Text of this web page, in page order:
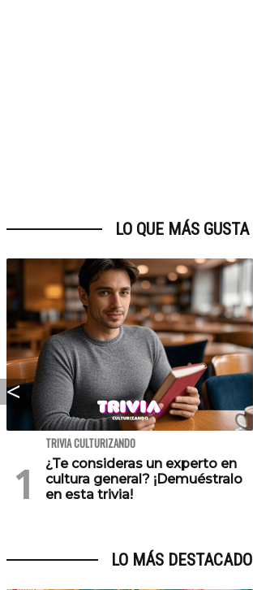
LO QUE MÁS GUSTA
TRIVIA CULTURIZANDO
¿Te consideras un experto en
cultura general? ¡Demuéstralo
en esta trivia!
LO MÁS DESTACADO